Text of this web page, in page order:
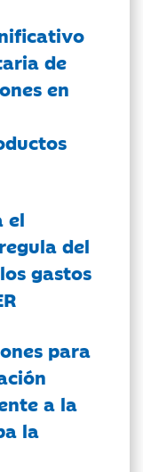
de
en
el
del
gastos
para
a la
la